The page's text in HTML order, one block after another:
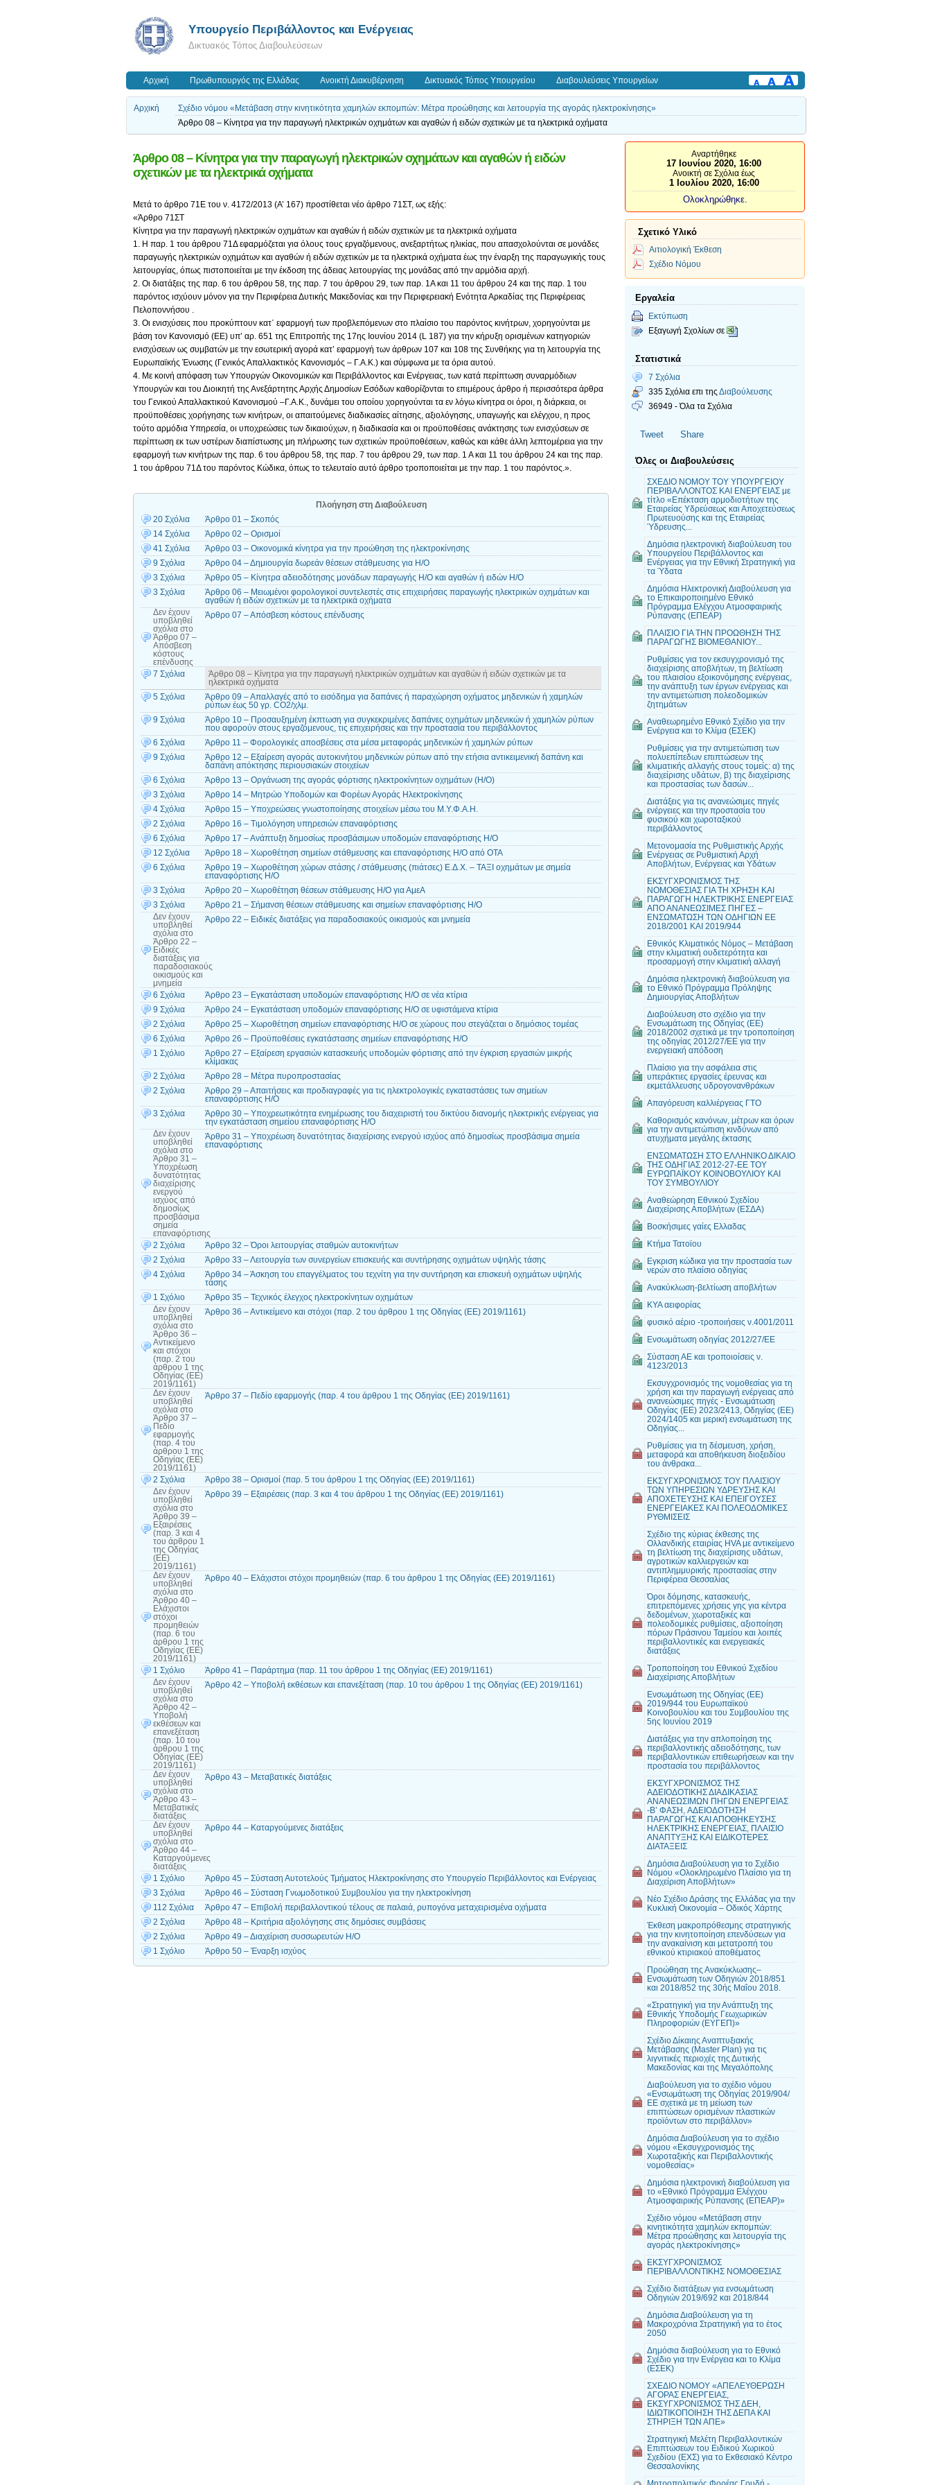
Yπουργείο Περιβάλλοντος και Ενέργειας
Δικτυακός Τόπος Διαβουλεύσεων
Αρχική Πρωθυπουργός της Ελλάδας Ανοικτή Διακυβέρνηση Δικτυακός Τόπος Υπουργείου Διαβουλεύσεις Υπουργείων
Αρχική
Σχέδιο νόμου «Μετάβαση στην κινητικότητα χαμηλών εκπομπών: Μέτρα προώθησης και λειτουργία της αγοράς ηλεκτροκίνησης»
Άρθρο 08 – Κίνητρα για την παραγωγή ηλεκτρικών οχημάτων και αγαθών ή ειδών σχετικών με τα ηλεκτρικά οχήματα
Άρθρο 08 – Κίνητρα για την παραγωγή ηλεκτρικών οχημάτων και αγαθών ή ειδών
σχετικών με τα ηλεκτρικά οχήματα
Μετά το άρθρο 71Ε του ν. 4172/2013 (Α’ 167) προστίθεται νέο άρθρο 71ΣΤ, ως εξής:
«Άρθρο 71ΣΤ
Κίνητρα για την παραγωγή ηλεκτρικών οχημάτων και αγαθών ή ειδών σχετικών με τα ηλεκτρικά οχήματα
1. Η παρ. 1 του άρθρου 71Δ εφαρμόζεται για όλους τους εργαζόμενους, ανεξαρτήτως ηλικίας, που απασχολούνται σε μονάδες
παραγωγής ηλεκτρικών οχημάτων και αγαθών ή ειδών σχετικών με τα ηλεκτρικά οχήματα έως την έναρξη της παραγωγικής τους
λειτουργίας, όπως πιστοποιείται με την έκδοση της άδειας λειτουργίας της μονάδας από την αρμόδια αρχή.
2. Οι διατάξεις της παρ. 6 του άρθρου 58, της παρ. 7 του άρθρου 29, των παρ. 1Α και 11 του άρθρου 24 και της παρ. 1 του
παρόντος ισχύουν μόνον για την Περιφέρεια Δυτικής Μακεδονίας και την Περιφερειακή Ενότητα Αρκαδίας της Περιφέρειας
Πελοποννήσου .
3. Οι ενισχύσεις που προκύπτουν κατ΄ εφαρμογή των προβλεπόμενων στο πλαίσιο του παρόντος κινήτρων, χορηγούνται με
βάση τον Κανονισμό (ΕΕ) υπ’ αρ. 651 της Επιτροπής της 17ης Ιουνίου 2014 (L 187) για την κήρυξη ορισμένων κατηγοριών
ενισχύσεων ως συμβατών με την εσωτερική αγορά κατ’ εφαρμογή των άρθρων 107 και 108 της Συνθήκης για τη λειτουργία της
Ευρωπαϊκής Ένωσης (Γενικός Απαλλακτικός Κανονισμός – Γ.Α.Κ.) και σύμφωνα με τα όρια αυτού.
4. Με κοινή απόφαση των Υπουργών Οικονομικών και Περιβάλλοντος και Ενέργειας, των κατά περίπτωση συναρμόδιων
Υπουργών και του Διοικητή της Ανεξάρτητης Αρχής Δημοσίων Εσόδων καθορίζονται το επιμέρους άρθρο ή περισσότερα άρθρα
του Γενικού Απαλλακτικού Κανονισμού –Γ.Α.Κ., δυνάμει του οποίου χορηγούνται τα εν λόγω κίνητρα οι όροι, η διάρκεια, οι
προϋποθέσεις χορήγησης των κινήτρων, οι απαιτούμενες διαδικασίες αίτησης, αξιολόγησης, υπαγωγής και ελέγχου, η προς
τούτο αρμόδια Υπηρεσία, οι υποχρεώσεις των δικαιούχων, η διαδικασία και οι προϋποθέσεις ανάκτησης των ενισχύσεων σε
περίπτωση εκ των υστέρων διαπίστωσης μη πλήρωσης των σχετικών προϋποθέσεων, καθώς και κάθε άλλη λεπτομέρεια για την
εφαρμογή των κινήτρων της παρ. 6 του άρθρου 58, της παρ. 7 του άρθρου 29, των παρ. 1 Α και 11 του άρθρου 24 και της παρ.
1 του άρθρου 71Δ του παρόντος Κώδικα, όπως το τελευταίο αυτό άρθρο τροποποιείται με την παρ. 1 του παρόντος.».
Πλοήγηση στη Διαβούλευση
20 Σχόλια
Άρθρο 01 – Σκοπός
14 Σχόλια
Άρθρο 02 – Ορισμοί
41 Σχόλια
Άρθρο 03 – Οικονομικά κίνητρα για την προώθηση της ηλεκτροκίνησης
9 Σχόλια
Άρθρο 04 – Δημιουργία δωρεάν θέσεων στάθμευσης για Η/Ο
3 Σχόλια
Άρθρο 05 – Κίνητρα αδειοδότησης μονάδων παραγωγής Η/Ο και αγαθών ή ειδών Η/Ο
3 Σχόλια
Άρθρο 06 – Μειωμένοι φορολογικοί συντελεστές στις επιχειρήσεις παραγωγής ηλεκτρικών οχημάτων και
αγαθών ή ειδών σχετικών με τα ηλεκτρικά οχήματα
Δεν έχουν
υποβληθεί
σχόλια στο
Άρθρο 07 –
Απόσβεση
κόστους
επένδυσης
Άρθρο 07 – Απόσβεση κόστους επένδυσης
7 Σχόλια
Άρθρο 08 – Κίνητρα για την παραγωγή ηλεκτρικών οχημάτων και αγαθών ή ειδών σχετικών με τα
ηλεκτρικά οχήματα
5 Σχόλια
Άρθρο 09 – Απαλλαγές από το εισόδημα για δαπάνες ή παραχώρηση οχήματος μηδενικών ή χαμηλών
ρύπων έως 50 γρ. CO2/χλμ.
9 Σχόλια
Άρθρο 10 – Προσαυξημένη έκπτωση για συγκεκριμένες δαπάνες οχημάτων μηδενικών ή χαμηλών ρύπων
που αφορούν στους εργαζόμενους, τις επιχειρήσεις και την προστασία του περιβάλλοντος
6 Σχόλια
Άρθρο 11 – Φορολογικές αποσβέσεις στα μέσα μεταφοράς μηδενικών ή χαμηλών ρύπων
9 Σχόλια
Άρθρο 12 – Εξαίρεση αγοράς αυτοκινήτου μηδενικών ρύπων από την ετήσια αντικειμενική δαπάνη και
δαπάνη απόκτησης περιουσιακών στοιχείων
6 Σχόλια
Άρθρο 13 – Οργάνωση της αγοράς φόρτισης ηλεκτροκίνητων οχημάτων (Η/Ο)
3 Σχόλια
Άρθρο 14 – Μητρώο Υποδομών και Φορέων Αγοράς Ηλεκτροκίνησης
4 Σχόλια
Άρθρο 15 – Υποχρεώσεις γνωστοποίησης στοιχείων μέσω του Μ.Υ.Φ.Α.Η.
2 Σχόλια
Άρθρο 16 – Τιμολόγηση υπηρεσιών επαναφόρτισης
6 Σχόλια
Άρθρο 17 – Ανάπτυξη δημοσίως προσβάσιμων υποδομών επαναφόρτισης Η/Ο
12 Σχόλια
Άρθρο 18 – Χωροθέτηση σημείων στάθμευσης και επαναφόρτισης Η/Ο από ΟΤΑ
6 Σχόλια
Άρθρο 19 – Χωροθέτηση χώρων στάσης / στάθμευσης (πιάτσες) Ε.Δ.Χ. – ΤΑΞΙ οχημάτων με σημεία
επαναφόρτισης Η/Ο
3 Σχόλια
Άρθρο 20 – Χωροθέτηση θέσεων στάθμευσης Η/Ο για ΑμεΑ
3 Σχόλια
Άρθρο 21 – Σήμανση θέσεων στάθμευσης και σημείων επαναφόρτισης Η/Ο
Δεν έχουν
υποβληθεί
σχόλια στο
Άρθρο 22 –
Ειδικές
διατάξεις για
παραδοσιακούς
οικισμούς και
μνημεία
Άρθρο 22 – Ειδικές διατάξεις για παραδοσιακούς οικισμούς και μνημεία
6 Σχόλια
Άρθρο 23 – Εγκατάσταση υποδομών επαναφόρτισης Η/Ο σε νέα κτίρια
9 Σχόλια
Άρθρο 24 – Εγκατάσταση υποδομών επαναφόρτισης Η/Ο σε υφιστάμενα κτίρια
2 Σχόλια
Άρθρο 25 – Χωροθέτηση σημείων επαναφόρτισης Η/Ο σε χώρους που στεγάζεται ο δημόσιος τομέας
6 Σχόλια
Άρθρο 26 – Προϋποθέσεις εγκατάστασης σημείων επαναφόρτισης Η/Ο
1 Σχόλιο
Άρθρο 27 – Εξαίρεση εργασιών κατασκευής υποδομών φόρτισης από την έγκριση εργασιών μικρής
κλίμακας
2 Σχόλια
Άρθρο 28 – Μέτρα πυροπροστασίας
2 Σχόλια
Άρθρο 29 – Απαιτήσεις και προδιαγραφές για τις ηλεκτρολογικές εγκαταστάσεις των σημείων
επαναφόρτισης Η/Ο
3 Σχόλια
Άρθρο 30 – Υποχρεωτικότητα ενημέρωσης του διαχειριστή του δικτύου διανομής ηλεκτρικής ενέργειας για
την εγκατάσταση σημείου επαναφόρτισης Η/Ο
Δεν έχουν
υποβληθεί
σχόλια στο
Άρθρο 31 –
Υποχρέωση
δυνατότητας
διαχείρισης
ενεργού
ισχύος από
δημοσίως
προσβάσιμα
σημεία
επαναφόρτισης
Άρθρο 31 – Υποχρέωση δυνατότητας διαχείρισης ενεργού ισχύος από δημοσίως προσβάσιμα σημεία
επαναφόρτισης
2 Σχόλια
Άρθρο 32 – Όροι λειτουργίας σταθμών αυτοκινήτων
2 Σχόλια
Άρθρο 33 – Λειτουργία των συνεργείων επισκευής και συντήρησης οχημάτων υψηλής τάσης
4 Σχόλια
Άρθρο 34 – Άσκηση του επαγγέλματος του τεχνίτη για την συντήρηση και επισκευή οχημάτων υψηλής
τάσης
1 Σχόλιο
Άρθρο 35 – Τεχνικός έλεγχος ηλεκτροκίνητων οχημάτων
Δεν έχουν
υποβληθεί
σχόλια στο
Άρθρο 36 –
Αντικείμενο
και στόχοι
(παρ. 2 του
άρθρου 1 της
Οδηγίας (ΕΕ)
2019/1161)
Άρθρο 36 – Αντικείμενο και στόχοι (παρ. 2 του άρθρου 1 της Οδηγίας (ΕΕ) 2019/1161)
Δεν έχουν
υποβληθεί
σχόλια στο
Άρθρο 37 –
Πεδίο
εφαρμογής
(παρ. 4 του
άρθρου 1 της
Οδηγίας (ΕΕ)
2019/1161)
Άρθρο 37 – Πεδίο εφαρμογής (παρ. 4 του άρθρου 1 της Οδηγίας (ΕΕ) 2019/1161)
2 Σχόλια
Άρθρο 38 – Ορισμοί (παρ. 5 του άρθρου 1 της Οδηγίας (ΕΕ) 2019/1161)
Δεν έχουν
υποβληθεί
σχόλια στο
Άρθρο 39 –
Εξαιρέσεις
(παρ. 3 και 4
του άρθρου 1
της Οδηγίας
(ΕΕ)
2019/1161)
Άρθρο 39 – Εξαιρέσεις (παρ. 3 και 4 του άρθρου 1 της Οδηγίας (ΕΕ) 2019/1161)
Δεν έχουν
υποβληθεί
σχόλια στο
Άρθρο 40 –
Ελάχιστοι
στόχοι
προμηθειών
(παρ. 6 του
άρθρου 1 της
Οδηγίας (ΕΕ)
2019/1161)
Άρθρο 40 – Ελάχιστοι στόχοι προμηθειών (παρ. 6 του άρθρου 1 της Οδηγίας (ΕΕ) 2019/1161)
1 Σχόλιο
Άρθρο 41 – Παράρτημα (παρ. 11 του άρθρου 1 της Οδηγίας (ΕΕ) 2019/1161)
Δεν έχουν
υποβληθεί
σχόλια στο
Άρθρο 42 –
Υποβολή
εκθέσεων και
επανεξέταση
(παρ. 10 του
άρθρου 1 της
Οδηγίας (ΕΕ)
2019/1161)
Άρθρο 42 – Υποβολή εκθέσεων και επανεξέταση (παρ. 10 του άρθρου 1 της Οδηγίας (ΕΕ) 2019/1161)
Δεν έχουν
υποβληθεί
σχόλια στο
Άρθρο 43 –
Μεταβατικές
διατάξεις
Άρθρο 43 – Μεταβατικές διατάξεις
Δεν έχουν
υποβληθεί
σχόλια στο
Άρθρο 44 –
Καταργούμενες
διατάξεις
Άρθρο 44 – Καταργούμενες διατάξεις
1 Σχόλιο
Άρθρο 45 – Σύσταση Αυτοτελούς Τμήματος Ηλεκτροκίνησης στο Υπουργείο Περιβάλλοντος και Ενέργειας
3 Σχόλια
Άρθρο 46 – Σύσταση Γνωμοδοτικού Συμβουλίου για την ηλεκτροκίνηση
112 Σχόλια
Άρθρο 47 – Επιβολή περιβαλλοντικού τέλους σε παλαιά, ρυπογόνα μεταχειρισμένα οχήματα
2 Σχόλια
Άρθρο 48 – Κριτήρια αξιολόγησης στις δημόσιες συμβάσεις
2 Σχόλια
Άρθρο 49 – Διαχείριση συσσωρευτών Η/Ο
1 Σχόλιο
Άρθρο 50 – Έναρξη ισχύος
Αναρτήθηκε
17 Ιουνίου 2020, 16:00
Ανοικτή σε Σχόλια έως
1 Ιουλίου 2020, 16:00
Ολοκληρώθηκε.
Σχετικό Υλικό
Αιτιολογική Έκθεση
Σχέδιο Νόμου
Εργαλεία
Εκτύπωση
Εξαγωγή Σχολίων σε
Στατιστικά
7 Σχόλια
335 Σχόλια επι της Διαβούλευσης
36949 - Όλα τα Σχόλια
Tweet Share
Όλες οι Διαβουλεύσεις
ΣΧΕΔΙΟ ΝΟΜΟΥ ΤΟΥ ΥΠΟΥΡΓΕΙΟΥ
ΠΕΡΙΒΑΛΛΟΝΤΟΣ ΚΑΙ ΕΝΕΡΓΕΙΑΣ με
τίτλο «Επέκταση αρμοδιοτήτων της
Εταιρείας Υδρεύσεως και Αποχετεύσεως
Πρωτευούσης και της Εταιρείας
Ύδρευσης...
Δημόσια ηλεκτρονική διαβούλευση του
Υπουργείου Περιβάλλοντος και
Ενέργειας για την Εθνική Στρατηγική για
τα Ύδατα
Δημόσια Ηλεκτρονική Διαβούλευση για
το Επικαιροποιημένο Εθνικό
Πρόγραμμα Ελέγχου Ατμοσφαιρικής
Ρύπανσης (ΕΠΕΑΡ)
ΠΛΑΙΣΙΟ ΓΙΑ ΤΗΝ ΠΡΟΩΘΗΣΗ ΤΗΣ
ΠΑΡΑΓΩΓΗΣ ΒΙΟΜΕΘΑΝΙΟΥ...
Ρυθμίσεις για τον εκσυγχρονισμό της
διαχείρισης αποβλήτων, τη βελτίωση
του πλαισίου εξοικονόμησης ενέργειας,
την ανάπτυξη των έργων ενέργειας και
την αντιμετώπιση πολεοδομικών
ζητημάτων
Αναθεωρημένο Εθνικό Σχέδιο για την
Ενέργεια και το Κλίμα (ΕΣΕΚ)
Ρυθμίσεις για την αντιμετώπιση των
πολυεπίπεδων επιπτώσεων της
κλιματικής αλλαγής στους τομείς: α) της
διαχείρισης υδάτων, β) της διαχείρισης
και προστασίας των δασών...
Διατάξεις για τις ανανεώσιμες πηγές
ενέργειες και την προστασία του
φυσικού και χωροταξικού
περιβάλλοντος
Μετονομασία της Ρυθμιστικής Αρχής
Ενέργειας σε Ρυθμιστική Αρχή
Αποβλήτων, Ενέργειας και Υδάτων
ΕΚΣΥΓΧΡΟΝΙΣΜΟΣ ΤΗΣ
ΝΟΜΟΘΕΣΙΑΣ ΓΙΑ ΤΗ ΧΡΗΣΗ ΚΑΙ
ΠΑΡΑΓΩΓΗ ΗΛΕΚΤΡΙΚΗΣ ΕΝΕΡΓΕΙΑΣ
ΑΠΟ ΑΝΑΝΕΩΣΙΜΕΣ ΠΗΓΕΣ –
ΕΝΣΩΜΑΤΩΣΗ ΤΩΝ ΟΔΗΓΙΩΝ ΕΕ
2018/2001 ΚΑΙ 2019/944
Εθνικός Κλιματικός Νόμος – Μετάβαση
στην κλιματική ουδετερότητα και
προσαρμογή στην κλιματική αλλαγή
Δημόσια ηλεκτρονική διαβούλευση για
το Εθνικό Πρόγραμμα Πρόληψης
Δημιουργίας Αποβλήτων
Διαβούλευση στο σχέδιο για την
Ενσωμάτωση της Οδηγίας (ΕΕ)
2018/2002 σχετικά με την τροποποίηση
της οδηγίας 2012/27/ΕΕ για την
ενεργειακή απόδοση
Πλαίσιο για την ασφάλεια στις
υπεράκτιες εργασίες έρευνας και
εκμετάλλευσης υδρογονανθράκων
Απαγόρευση καλλιέργειας ΓΤΟ
Καθορισμός κανόνων, μέτρων και όρων
για την αντιμετώπιση κινδύνων από
ατυχήματα μεγάλης έκτασης
ΕΝΣΩΜΑΤΩΣΗ ΣΤΟ ΕΛΛΗΝΙΚΟ ΔΙΚΑΙΟ
ΤΗΣ ΟΔΗΓΙΑΣ 2012-27-ΕΕ ΤΟΥ
ΕΥΡΩΠΑΪΚΟΥ ΚΟΙΝΟΒΟΥΛΙΟΥ ΚΑΙ
ΤΟΥ ΣΥΜΒΟΥΛΙΟΥ
Αναθεώρηση Εθνικού Σχεδίου
Διαχείρισης Αποβλήτων (ΕΣΔΑ)
Βοσκήσιμες γαίες Ελλαδας
Κτήμα Τατοϊου
Εγκριση κώδικα για την προστασία των
νερών στο πλαίσιο οδηγίας
Ανακύκλωση-βελτίωση αποβλήτων
ΚΥΑ αειφορίας
φυσικό αέριο -τροποιήσεις ν.4001/2011
Ενσωμάτωση οδηγίας 2012/27/ΕΕ
Σύσταση ΑΕ και τροποιοίσεις ν.
4123/2013
Εκσυγχρονισμός της νομοθεσίας για τη
χρήση και την παραγωγή ενέργειας από
ανανεώσιμες πηγές - Ενσωμάτωση
Οδηγίας (ΕΕ) 2023/2413, Οδηγίας (ΕΕ)
2024/1405 και μερική ενσωμάτωση της
Οδηγίας...
Ρυθμίσεις για τη δέσμευση, χρήση,
μεταφορά και αποθήκευση διοξειδίου
του άνθρακα...
ΕΚΣΥΓΧΡΟΝΙΣΜΟΣ ΤΟΥ ΠΛΑΙΣΙΟΥ
ΤΩΝ ΥΠΗΡΕΣΙΩΝ ΥΔΡΕΥΣΗΣ ΚΑΙ
ΑΠΟΧΕΤΕΥΣΗΣ ΚΑΙ ΕΠΕΙΓΟΥΣΕΣ
ΕΝΕΡΓΕΙΑΚΕΣ ΚΑΙ ΠΟΛΕΟΔΟΜΙΚΕΣ
ΡΥΘΜΙΣΕΙΣ
Σχέδιο της κύριας έκθεσης της
Ολλανδικής εταιρίας HVA με αντικείμενο
τη βελτίωση της διαχείρισης υδάτων,
αγροτικών καλλιεργειών και
αντιπλημμυρικής προστασίας στην
Περιφέρεια Θεσσαλίας
Όροι δόμησης, κατασκευής,
επιτρεπόμενες χρήσεις γης για κέντρα
δεδομένων, χωροταξικές και
πολεοδομικές ρυθμίσεις, αξιοποίηση
πόρων Πράσινου Ταμείου και λοιπές
περιβαλλοντικές και ενεργειακές
διατάξεις
Τροποποίηση του Εθνικού Σχεδίου
Διαχείρισης Αποβλήτων
Ενσωμάτωση της Οδηγίας (ΕΕ)
2019/944 του Ευρωπαϊκού
Κοινοβουλίου και του Συμβουλίου της
5ης Ιουνίου 2019
Διατάξεις για την απλοποίηση της
περιβαλλοντικής αδειοδότησης, των
περιβαλλοντικών επιθεωρήσεων και την
προστασία του περιβάλλοντος
ΕΚΣΥΓΧΡΟΝΙΣΜΟΣ ΤΗΣ
ΑΔΕΙΟΔΟΤΙΚΗΣ ΔΙΑΔΙΚΑΣΙΑΣ
ΑΝΑΝΕΩΣIΜΩΝ ΠΗΓΩΝ ΕΝΕΡΓΕΙΑΣ
-Β’ ΦΑΣΗ, AΔΕΙΟΔΟΤΗΣΗ
ΠΑΡΑΓΩΓΗΣ ΚΑΙ ΑΠΟΘΗΚΕΥΣΗΣ
ΗΛΕΚΤΡΙΚΗΣ ΕΝΕΡΓΕΙΑΣ, ΠΛΑΙΣΙΟ
ΑΝΑΠΤΥΞΗΣ ΚΑΙ ΕΙΔΙΚΟΤΕΡΕΣ
ΔΙΑΤΑΞΕΙΣ
Δημόσια Διαβούλευση για το Σχέδιο
Νόμου «Ολοκληρωμένο Πλαίσιο για τη
Διαχείριση Αποβλήτων»
Νέο Σχέδιο Δράσης της Ελλάδας για την
Κυκλική Οικονομία – Οδικός Χάρτης
Έκθεση μακροπρόθεσμης στρατηγικής
για την κινητοποίηση επενδύσεων για
την ανακαίνιση και μετατροπή του
εθνικού κτιριακού αποθέματος
Προώθηση της Ανακύκλωσης–
Ενσωμάτωση των Οδηγιών 2018/851
και 2018/852 της 30ής Μαΐου 2018.
«Στρατηγική για την Ανάπτυξη της
Εθνικής Υποδομής Γεωχωρικών
Πληροφοριών (ΕΥΓΕΠ)»
Σχέδιο Δίκαιης Αναπτυξιακής
Μετάβασης (Master Plan) για τις
λιγνιτικές περιοχές της Δυτικής
Μακεδονίας και της Μεγαλόπολης
Διαβούλευση για το σχέδιο νόμου
«Ενσωμάτωση της Οδηγίας 2019/904/
ΕΕ σχετικά με τη μείωση των
επιπτώσεων ορισμένων πλαστικών
προϊόντων στο περιβάλλον»
Δημόσια Διαβούλευση για το σχέδιο
νόμου «Εκσυγχρονισμός της
Χωροταξικής και Περιβαλλοντικής
νομοθεσίας»
Δημόσια ηλεκτρονική διαβούλευση για
το «Εθνικό Πρόγραμμα Ελέγχου
Ατμοσφαιρικής Ρύπανσης (ΕΠΕΑΡ)»
Σχέδιο νόμου «Μετάβαση στην
κινητικότητα χαμηλών εκπομπών:
Μέτρα προώθησης και λειτουργία της
αγοράς ηλεκτροκίνησης»
ΕΚΣΥΓΧΡΟΝΙΣΜΟΣ
ΠΕΡΙΒΑΛΛΟΝΤΙΚΗΣ ΝΟΜΟΘΕΣΙΑΣ
Σχέδιο διατάξεων για ενσωμάτωση
Οδηγιών 2019/692 και 2018/844
Δημόσια Διαβούλευση για τη
Μακροχρόνια Στρατηγική για το έτος
2050
Δημόσια διαβούλευση για το Εθνικό
Σχέδιο για την Ενέργεια και το Κλίμα
(ΕΣΕΚ)
ΣΧΕΔΙΟ ΝΟΜΟΥ «ΑΠΕΛΕΥΘΕΡΩΣΗ
ΑΓΟΡΑΣ ΕΝΕΡΓΕΙΑΣ,
ΕΚΣΥΓΧΡΟΝΙΣΜΟΣ ΤΗΣ ΔΕΗ,
ΙΔΙΩΤΙΚΟΠΟΙΗΣΗ ΤΗΣ ΔΕΠΑ ΚΑΙ
ΣΤΗΡΙΞΗ ΤΩΝ ΑΠΕ»
Στρατηγική Μελέτη Περιβαλλοντικών
Επιπτώσεων του Ειδικού Χωρικού
Σχεδίου (ΕΧΣ) για το Εκθεσιακό Κέντρο
Θεσσαλονίκης